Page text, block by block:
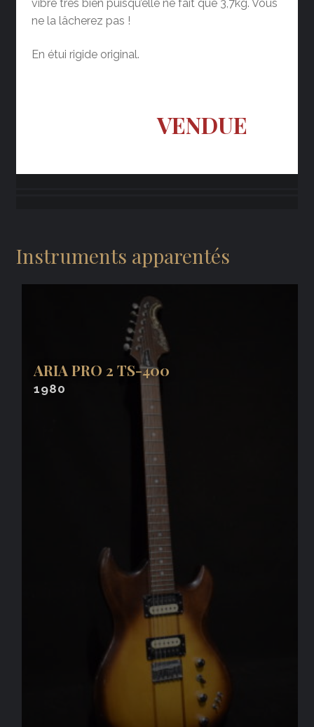
vibre très bien puisqu’elle ne fait que 3,7kg. Vous
ne la lâcherez pas !
En étui rigide original.
VENDUE
Instruments apparentés
ARIA PRO 2 TS-400
1980